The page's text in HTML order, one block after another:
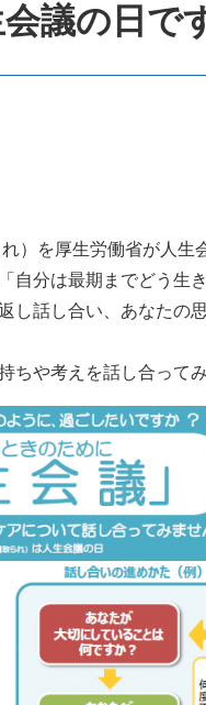
議の日で
）を厚生労働省が人生
自分は最期までどう生
し話し合い、あなたの
ちや考えを話し合ってみ